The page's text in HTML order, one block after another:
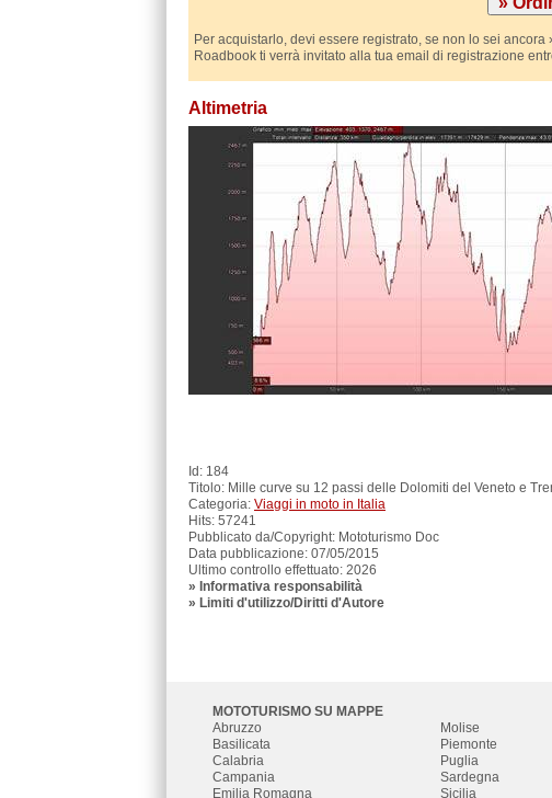
Per acquistarlo, devi essere registrato, se non lo sei ancora
Roadbook ti verrà invitato alla tua email di registrazione
Altimetria
Id: 184
Titolo: Mille curve su 12 passi delle Dolomiti del Veneto e
Categoria: Viaggi in moto in Italia
Hits: 57241
Pubblicato da/Copyright: Mototurismo Doc
Data pubblicazione: 07/05/2015
Ultimo controllo effettuato: 2026
» Informativa responsabilità
» Limiti d'utilizzo/Diritti d'Autore
MOTOTURISMO SU MAPPE
Abruzzo
Basilicata
Calabria
Campania
Emilia Romagna
Molise
Piemonte
Puglia
Sardegna
Sicilia